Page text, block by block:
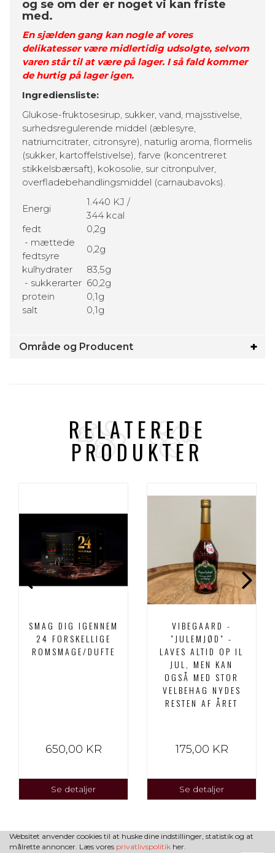
og se om der er noget vi kan friste
med.
En sjælden gang kan nogle af vores
delikatesser være midlertidig udsolgte, selvom
varen står til at være på lager. I så fald kommer
de hurtig på lager igen.
Ingrediensliste:
Glukose-fruktosesirup, sukker, vand, majsstivelse,
surhedsregulerende middel (æblesyre,
natriumcitrater, citronsyre), naturlig aroma, flormelis
(sukker, kartoffelstivelse), farve (koncentreret
stikkelsbærsaft), kokosolie, sur citronpulver,
overfladebehandlingsmiddel (carnaubavoks).
Energi
1.440 KJ /
344 kcal
fedt
0,2g
- mættede
fedtsyre
0,2g
kulhydrater
83,5g
- sukkerarter 60,2g
protein
0,1g
salt
0,1g
Område og Producent
RELATEREDE
PRODUKTER
SMAG DIG IGENNEM
24 FORSKELLIGE
ROMSMAGE/DUFTE
650,00 KR
Se detaljer
VIBEGAARD -
"JULEMJØD" -
LAVES ALTID OP IL
JUL, MEN KAN
OGSÅ MED STOR
VELBEHAG NYDES
RESTEN AF ÅRET
175,00 KR
Se detaljer
Websitet anvender cookies til at huske dine indstillinger, statistik og at
målrette annoncer. Læs vores privatlivspolitik her.